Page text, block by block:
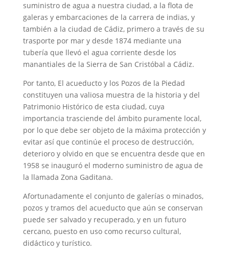
suministro de agua a nuestra ciudad, a la flota de
galeras y embarcaciones de la carrera de indias, y
también a la ciudad de Cádiz, primero a través de su
trasporte por mar y desde 1874 mediante una
tubería que llevó el agua corriente desde los
manantiales de la Sierra de San Cristóbal a Cádiz.
Por tanto, El acueducto y los Pozos de la Piedad
constituyen una valiosa muestra de la historia y del
Patrimonio Histórico de esta ciudad, cuya
importancia trasciende del ámbito puramente local,
por lo que debe ser objeto de la máxima protección y
evitar así que continúe el proceso de destrucción,
deterioro y olvido en que se encuentra desde que en
1958 se inauguró el moderno suministro de agua de
la llamada Zona Gaditana.
Afortunadamente el conjunto de galerías o minados,
pozos y tramos del acueducto que aún se conservan
puede ser salvado y recuperado, y en un futuro
cercano, puesto en uso como recurso cultural,
didáctico y turístico.